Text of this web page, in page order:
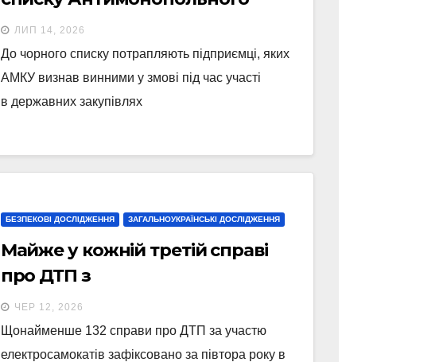
комітету через змови у тендерах
ЛИП 14, 2026
До чорного списку потрапляють підприємці, яких
АМКУ визнав винними у змові під час участі
в державних закупівлях
БЕЗПЕКОВІ ДОСЛІДЖЕННЯ ЗАГАЛЬНОУКРАЇНСЬКІ ДОСЛІДЖЕННЯ
Майже у кожній третій справі
про ДТП з
електросамокатниками
фігурують підлітки
ЧЕР 12, 2026
Щонайменше 132 справи про ДТП за участю
електросамокатів зафіксовано за півтора року в